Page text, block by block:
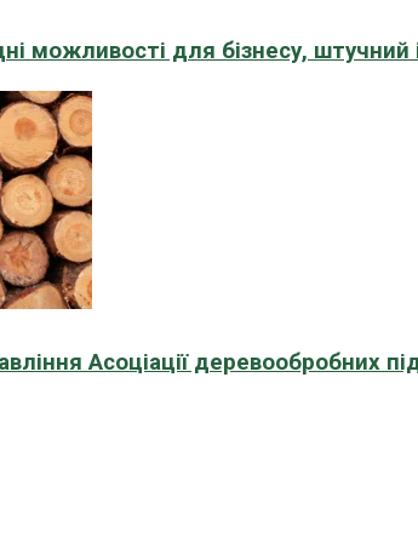
можливості для бізнесу,
Асоціації деревообробних